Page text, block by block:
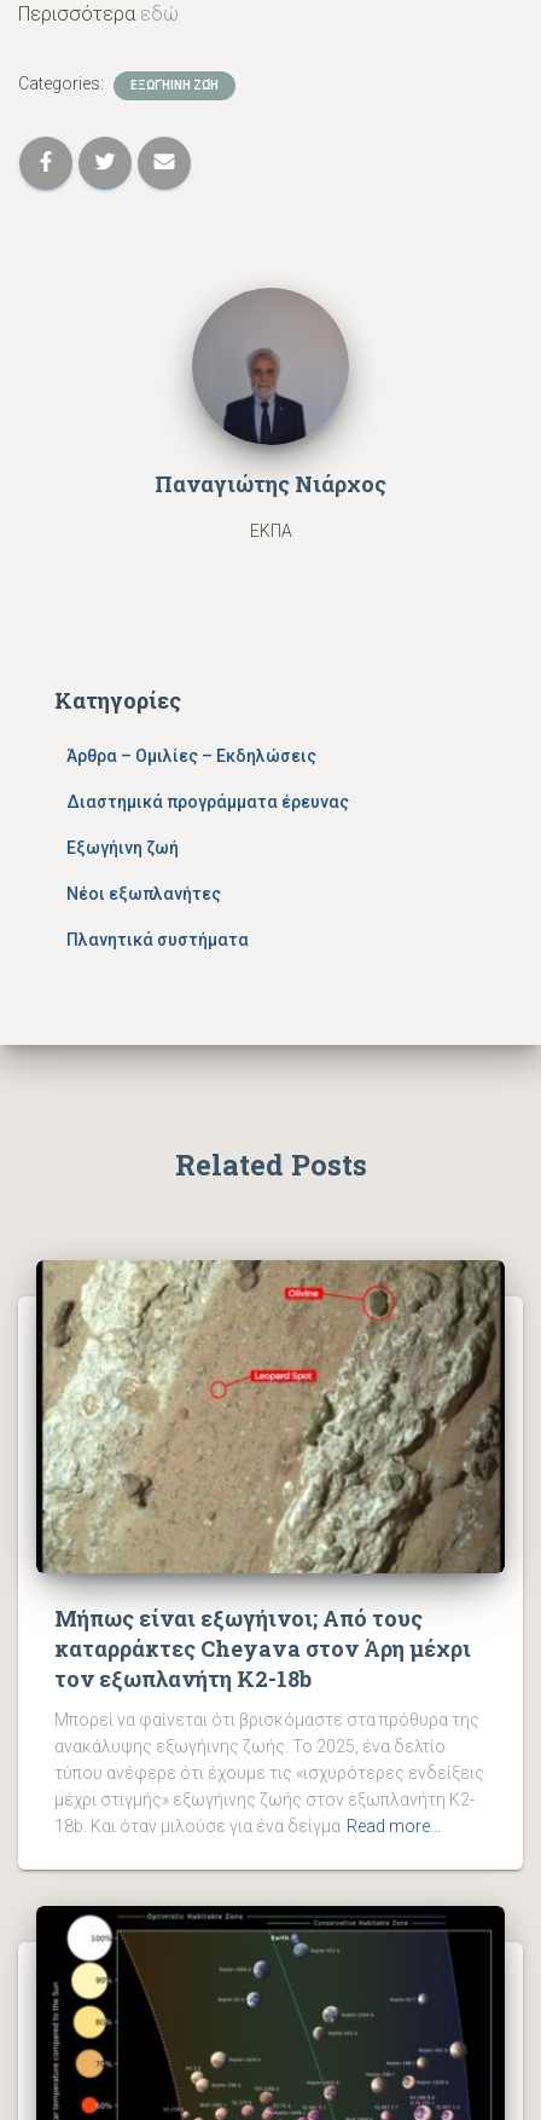
Περισσότερα εδώ
Categories: ΕΞΩΓΉΙΝΗ ΖΩΉ
Παναγιώτης Νιάρχος
ΕΚΠΑ
Κατηγορίες
Άρθρα – Ομιλίες – Εκδηλώσεις
Διαστημικά προγράμματα έρευνας
Εξωγήινη ζωή
Νέοι εξωπλανήτες
Πλανητικά συστήματα
Related Posts
Μήπως είναι εξωγήινοι; Από τους
καταρράκτες Cheyava στον Άρη μέχρι
τον εξωπλανήτη K2-18b
Μπορεί να φαίνεται ότι βρισκόμαστε στα πρόθυρα της
ανακάλυψης εξωγήινης ζωής. Το 2025, ένα δελτίο
τύπου ανέφερε ότι έχουμε τις «ισχυρότερες ενδείξεις
μέχρι στιγμής» εξωγήινης ζωής στον εξωπλανήτη K2-
18b. Και όταν μιλούσε για ένα δείγμα Read more…